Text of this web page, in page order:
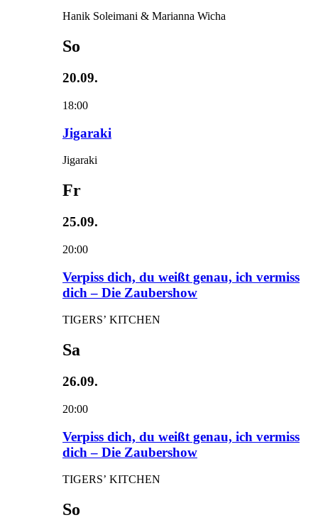
Hanik Soleimani & Marianna Wicha
So
20.09.
18:00
Jigaraki
Jigaraki
Fr
25.09.
20:00
Verpiss dich, du weißt genau, ich vermiss
dich – Die Zaubershow
TIGERS’ KITCHEN
Sa
26.09.
20:00
Verpiss dich, du weißt genau, ich vermiss
dich – Die Zaubershow
TIGERS’ KITCHEN
So